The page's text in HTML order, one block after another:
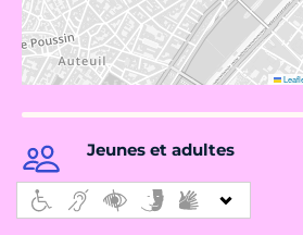
Jeunes et adultes